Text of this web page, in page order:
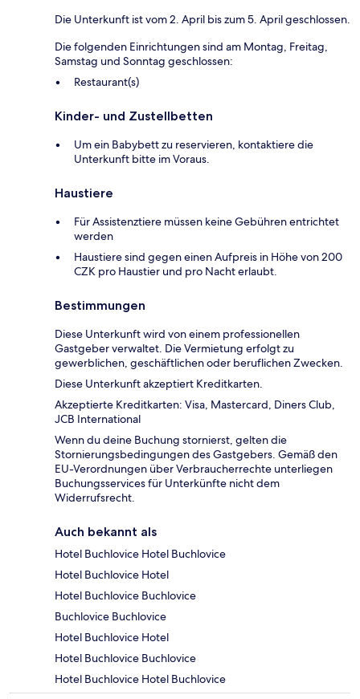
Die Unterkunft ist vom 2. April bis zum 5. April geschlossen.
Die folgenden Einrichtungen sind am Montag, Freitag,
Samstag und Sonntag geschlossen:
Restaurant(s)
Kinder- und Zustellbetten
Um ein Babybett zu reservieren, kontaktiere die
Unterkunft bitte im Voraus.
Haustiere
Für Assistenztiere müssen keine Gebühren entrichtet
werden
Haustiere sind gegen einen Aufpreis in Höhe von 200
CZK pro Haustier und pro Nacht erlaubt.
Bestimmungen
Diese Unterkunft wird von einem professionellen
Gastgeber verwaltet. Die Vermietung erfolgt zu
gewerblichen, geschäftlichen oder beruflichen Zwecken.
Diese Unterkunft akzeptiert Kreditkarten.
Akzeptierte Kreditkarten: Visa, Mastercard, Diners Club,
JCB International
Wenn du deine Buchung stornierst, gelten die
Stornierungsbedingungen des Gastgebers. Gemäß den
EU-Verordnungen über Verbraucherrechte unterliegen
Buchungsservices für Unterkünfte nicht dem
Widerrufsrecht.
Auch bekannt als
Hotel Buchlovice Hotel Buchlovice
Hotel Buchlovice Hotel
Hotel Buchlovice Buchlovice
Buchlovice Buchlovice
Hotel Buchlovice Hotel
Hotel Buchlovice Buchlovice
Hotel Buchlovice Hotel Buchlovice